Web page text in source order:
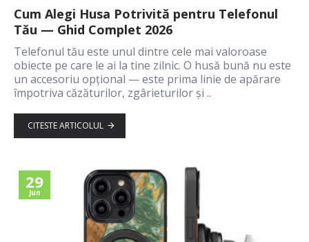
Cum Alegi Husa Potrivită pentru Telefonul
Tău — Ghid Complet 2026
Telefonul tău este unul dintre cele mai valoroase
obiecte pe care le ai la tine zilnic. O husă bună nu este
un accesoriu opțional — este prima linie de apărare
împotriva căzăturilor, zgârieturilor și ..
CITESTE ARTICOLUL
29
Jun